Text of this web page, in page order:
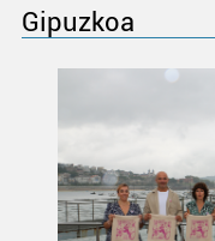
Gipuzkoa